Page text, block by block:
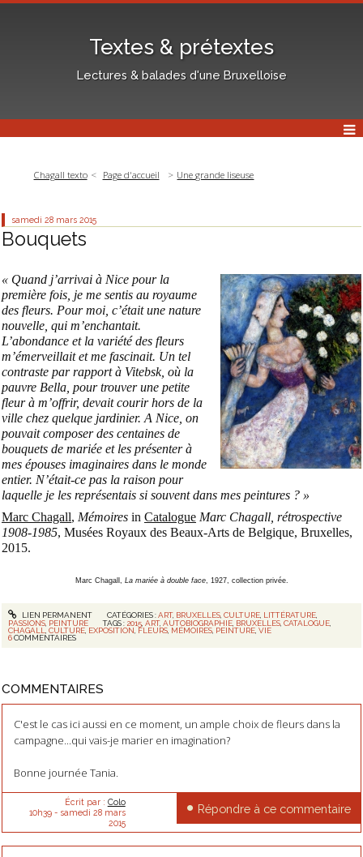
Textes & prétextes
Lectures & balades d'une Bruxelloise
Chagall texto Page d'accueil Une grande liseuse
samedi 28 mars 2015
Bouquets
« Quand j’arrivai à Nice pour la
première fois, je me sentis au royaume
des fleurs. Pour moi, c’était une nature
nouvelle, qui m’enchantait.
L’abondance et la variété des fleurs
m’émerveillait et me fascinait. Un tel
contraste par rapport à Vitebsk, où la
pauvre Bella, pour trouver une petite
fleur à m’offrir, devait courir hors de la
ville chez quelque jardinier. A Nice, on
pouvait composer des centaines de
bouquets de mariée et les présenter à
mes épouses imaginaires dans le monde
entier. N’était-ce pas la raison pour
laquelle je les représentais si souvent dans mes peintures ? »
Marc Chagall, Mémoires in Catalogue Marc Chagall, rétrospective
1908-1985, Musées Royaux des Beaux-Arts de Belgique, Bruxelles,
2015.
Marc Chagall, La mariée à double face, 1927, collection privée.
LIEN PERMANENT CATÉGORIES :ART, BRUXELLES, CULTURE, LITTÉRATURE,
PASSIONS PEINTURE TAGS : 2015 ,ART,AUTOBIOGRAPHIE BRUXELLES ,CATALOGUE
CHAGALL
,CULTURE EXPOSITION FLEURS MÉMOIRES PEINTURE ,VIE
6COMMENTAIRES
COMMENTAIRES
C'est le cas ici aussi en ce moment, un ample choix de fleurs dans la
campagne...qui vais-je marier en imagination?
Bonne journée Tania.
Écrit par : Colo
10h39- samedi 28 mars
2015
Répondre à ce commentaire